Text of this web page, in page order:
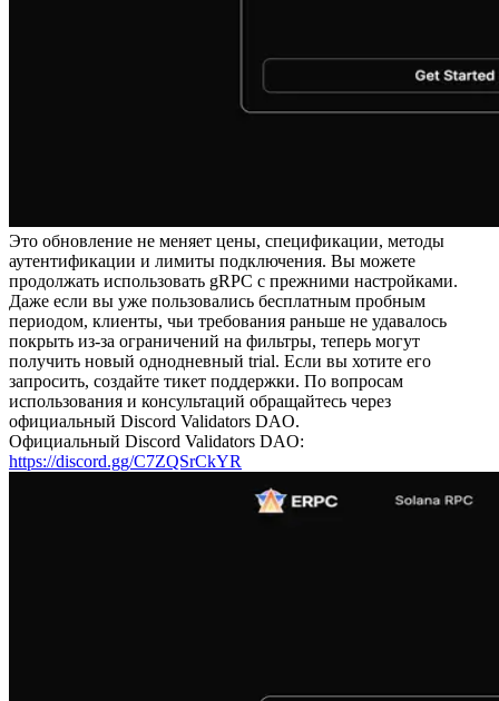
Это обновление не меняет цены, спецификации, методы
аутентификации и лимиты подключения. Вы можете
продолжать использовать gRPC с прежними настройками.
Даже если вы уже пользовались бесплатным пробным
периодом, клиенты, чьи требования раньше не удавалось
покрыть из-за ограничений на фильтры, теперь могут
получить новый однодневный trial. Если вы хотите его
запросить, создайте тикет поддержки. По вопросам
использования и консультаций обращайтесь через
официальный Discord Validators DAO.
Официальный Discord Validators DAO:
https://discord.gg/C7ZQSrCkYR